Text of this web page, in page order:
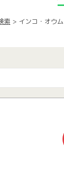
索 インコ・オウム